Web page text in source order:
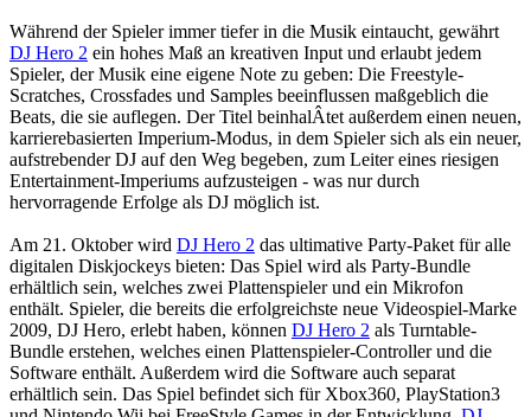
Während der Spieler immer tiefer in die Musik eintaucht, gewährt
DJ Hero 2 ein hohes Maß an kreativen Input und erlaubt jedem
Spieler, der Musik eine eigene Note zu geben: Die Freestyle-
Scratches, Crossfades und Samples beeinflussen maßgeblich die
Beats, die sie auflegen. Der Titel beinhalÂ­tet außerdem einen neuen,
karrierebasierten Imperium-Modus, in dem Spieler sich als ein neuer,
aufstrebender DJ auf den Weg begeben, zum Leiter eines riesigen
Entertainment-Imperiums aufzusteigen - was nur durch
hervorragende Erfolge als DJ möglich ist.
Am 21. Oktober wird DJ Hero 2 das ultimative Party-Paket für alle
digitalen Diskjockeys bieten: Das Spiel wird als Party-Bundle
erhältlich sein, welches zwei Plattenspieler und ein Mikrofon
enthält. Spieler, die bereits die erfolgreichste neue Videospiel-Marke
2009, DJ Hero, erlebt haben, können DJ Hero 2 als Turntable-
Bundle erstehen, welches einen Plattenspieler-Controller und die
Software enthält. Außerdem wird die Software auch separat
erhältlich sein. Das Spiel befindet sich für Xbox360, PlayStation3